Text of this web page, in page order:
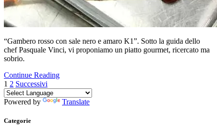
“Gambero rosso con sale nero e amaro K1”. Sotto la guida dello
chef Pasquale Vinci, vi proponiamo un piatto gourmet, ricercato ma
sobrio.
Continue Reading
Paginazione
degli
1 2 Successivi
Powered by Translate
Categorie